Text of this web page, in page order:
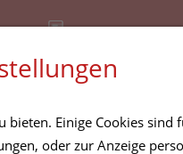
Rezept-Anfrage
Einige Cookies sind
oder zur Anzeige